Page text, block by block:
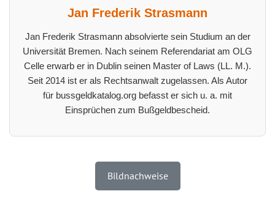
Jan Frederik Strasmann
Jan Frederik Strasmann absolvierte sein Studium an der
Universität Bremen. Nach seinem Referendariat am OLG
Celle erwarb er in Dublin seinen Master of Laws (LL. M.).
Seit 2014 ist er als Rechtsanwalt zugelassen. Als Autor
für bussgeldkatalog.org befasst er sich u. a. mit
Einsprüchen zum Bußgeldbescheid.
Bildnachweise